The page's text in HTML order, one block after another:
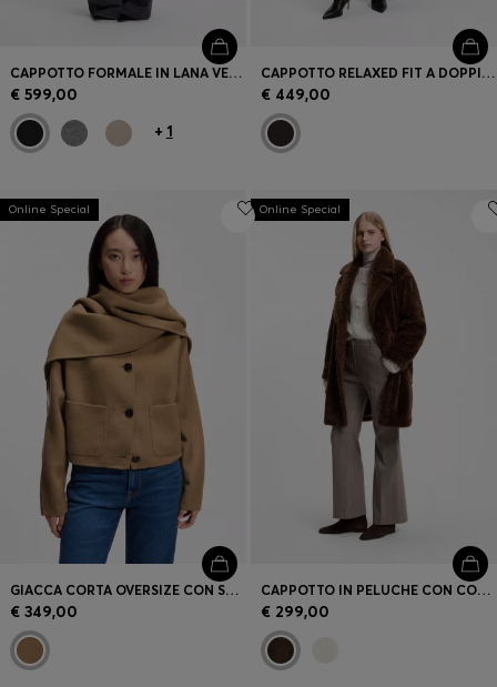
CAPPOTTO FORMALE IN LANA VERGINE E CASHMERE CON CINTURA
€ 599,00
+ 1
CAPPOTTO RELAXED FIT A DOPPIOPETTO
€ 449,00
Online Special
GIACCA CORTA OVERSIZE CON SCIARPA RIMOVIBILE
€ 349,00
Online Special
CAPPOTTO IN PELUCHE CON COLLETTO REGOLABILE
€ 299,00